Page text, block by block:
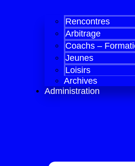
Rencontres
Arbitrage
Coachs –
Jeunes
Loisirs
Archives
Administration